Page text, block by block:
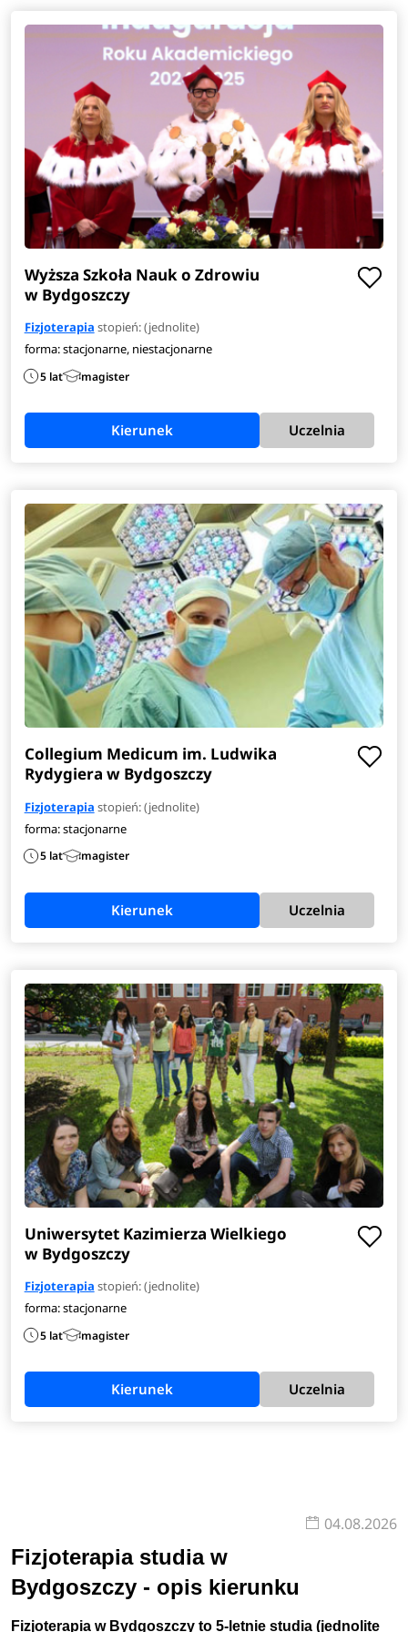
Fizjoterapeuci mają wiele możliwości zawodowych.
pracować w miejscach zajmujących się opieką
zdrowotną takich jak: szpitale, sanatoria rehabilitacyjne
czy ośrodki szkoleniowo-rehabilitacyjne.
Absolwenci
fizjoterapii często znajdują zatrudnienie w klubach
sportowych, klinikach odnowy biologicznej, a także mogą
prowadzić własny gabinet fizjoterapeutyczny.
Zobaczpełen
opis kierunku
>
Wyższa Szkoła Nauk o Zdrowiu
w Bydgoszczy
Fizjoterapia stopień: (jednolite)
forma: stacjonarne, niestacjonarne
5 lat magister
Kierunek Uczelnia
Collegium Medicum im. Ludwika
Rydygiera w Bydgoszczy
Fizjoterapia stopień: (jednolite)
forma: stacjonarne
5 lat magister
Kierunek Uczelnia
Uniwersytet Kazimierza Wielkiego
w Bydgoszczy
Fizjoterapia stopień: (jednolite)
forma: stacjonarne
5 lat magister
Kierunek Uczelnia
04.08.2026
Fizjoterapia studia w
Bydgoszczy - opis kierunku
Fizjoterapia w Bydgoszczy to 5-letnie studia (jednolite